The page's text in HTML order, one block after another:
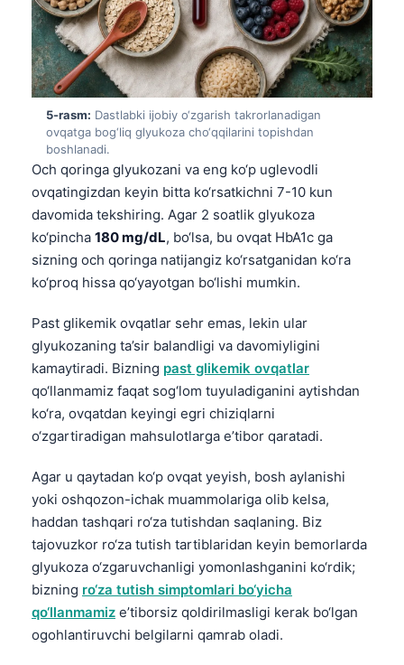
5-rasm: Dastlabki ijobiy o‘zgarish takrorlanadigan
ovqatga bog‘liq glyukoza cho‘qqilarini topishdan
boshlanadi.
Och qoringa glyukozani va eng ko‘p uglevodli
ovqatingizdan keyin bitta ko‘rsatkichni 7-10 kun
davomida tekshiring. Agar 2 soatlik glyukoza
ko‘pincha 180 mg/dL, bo‘lsa, bu ovqat HbA1c ga
sizning och qoringa natijangiz ko‘rsatganidan ko‘ra
ko‘proq hissa qo‘yayotgan bo‘lishi mumkin.
Past glikemik ovqatlar sehr emas, lekin ular
glyukozaning ta’sir balandligi va davomiyligini
kamaytiradi. Bizning past glikemik ovqatlar
qo‘llanmamiz faqat sog‘lom tuyuladiganini aytishdan
ko‘ra, ovqatdan keyingi egri chiziqlarni
o‘zgartiradigan mahsulotlarga e’tibor qaratadi.
Agar u qaytadan ko‘p ovqat yeyish, bosh aylanishi
yoki oshqozon-ichak muammolariga olib kelsa,
haddan tashqari ro‘za tutishdan saqlaning. Biz
tajovuzkor ro‘za tutish tartiblaridan keyin bemorlarda
glyukoza o‘zgaruvchanligi yomonlashganini ko‘rdik;
bizning ro‘za tutish simptomlari bo‘yicha
qo‘llanmamiz e’tiborsiz qoldirilmasligi kerak bo‘lgan
ogohlantiruvchi belgilarni qamrab oladi.